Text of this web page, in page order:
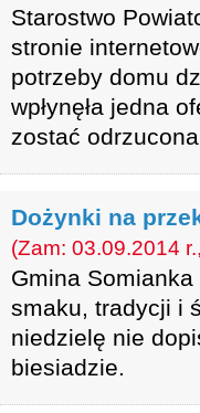
Starostwo
stronie
potrzeby domu
wpłynęła jedna
zostać
Dożynki na
(Zam: 03.09.2014
Gmina Somianka
smaku, tradycji i
niedzielę nie
biesiadzie.